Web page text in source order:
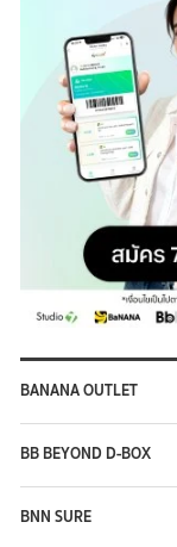
BANANA OUTLET
BB BEYOND D-BOX
BNN SURE